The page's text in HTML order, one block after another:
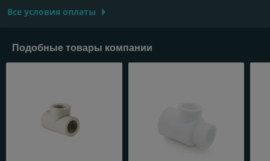
Все условия оплаты
Подобные товары компании